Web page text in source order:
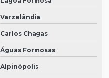
Varzelândia
Carlos Chagas
Águas Formosas
Alpinópolis